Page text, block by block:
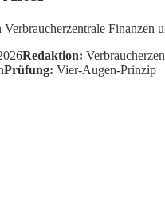
Verbraucherzentrale Finanzen
Redaktion:
Prüfung: Vier-Augen-Prinzip